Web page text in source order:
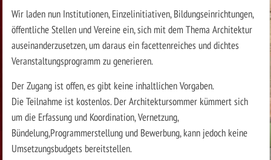
Wir laden nun Institutionen, Einzelinitiativen, Bildungseinrichtungen,
öffentliche Stellen und Vereine ein, sich mit dem Thema Architektur
auseinanderzusetzen, um daraus ein facettenreiches und dichtes
Veranstaltungsprogramm zu generieren.
Der Zugang ist offen, es gibt keine inhaltlichen Vorgaben.
Die Teilnahme ist kostenlos. Der Architektursommer kümmert sich
um die Erfassung und Koordination, Vernetzung,
Bündelung,Programmerstellung und Bewerbung, kann jedoch keine
Umsetzungsbudgets bereitstellen.